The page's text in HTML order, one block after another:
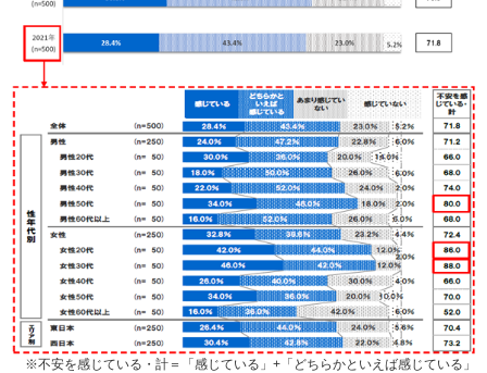
※不安を感じている・計＝「感じている」+「どちらかといえば感じている」